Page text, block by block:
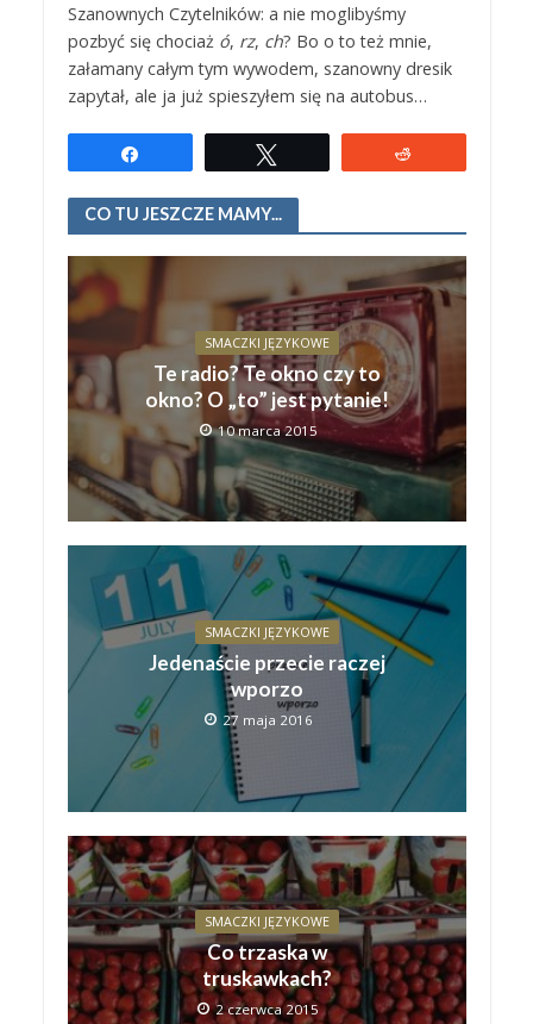
Szanownych Czytelników: a nie moglibyśmy
pozbyć się chociaż ó, rz, ch? Bo o to też mnie,
załamany całym tym wywodem, szanowny dresik
zapytał, ale ja już spieszyłem się na autobus…
CO TU JESZCZE MAMY...
SMACZKI JĘZYKOWE
Te radio? Te okno czy to
okno? O „to” jest pytanie!
10 marca 2015
SMACZKI JĘZYKOWE
Jedenaście przecie raczej
wporzo
27 maja 2016
SMACZKI JĘZYKOWE
Co trzaska w
truskawkach?
2 czerwca 2015